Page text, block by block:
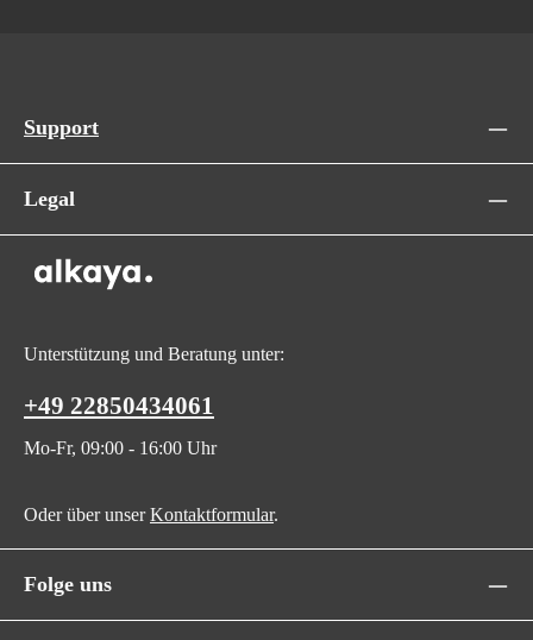
Support
Legal
Unterstützung und Beratung unter:
+49 22850434061
Mo-Fr, 09:00 - 16:00 Uhr
Oder über unserKontaktformular.
Folge uns